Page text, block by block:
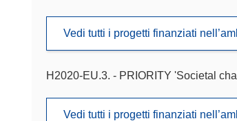
Vedi tutti i progetti finanziati
H2020-EU.3. - PRIORITY 'Societal
Vedi tutti i progetti finanziati